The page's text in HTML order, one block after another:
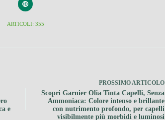
ARTICOLI: 355
e
PROSSIMO ARTICOLO
Scopri Garnier Olia Tinta Capelli, Senza
Ammoniaca: Colore intenso e brillante
con nutrimento profondo, per capelli
visibilmente più morbidi e luminosi